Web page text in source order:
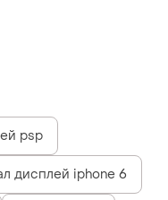
psp
дисплей iphone 6